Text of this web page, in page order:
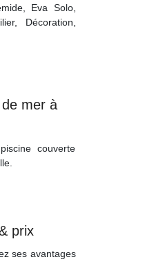
Eva Solo,
Décoration,
mer à
couverte
prix
ses avantages